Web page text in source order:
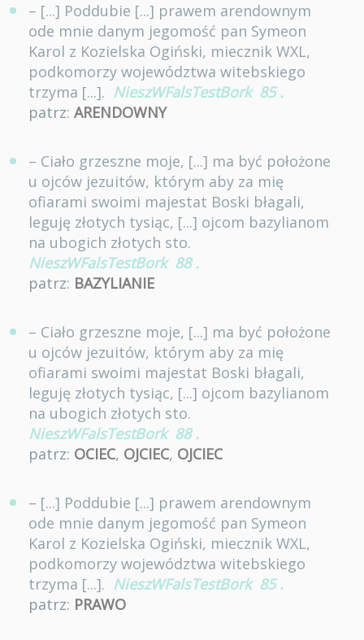
– [...] Poddubie [...] prawem arendownym
ode mnie danym jegomość pan Symeon
Karol z Kozielska Ogiński, miecznik WXL,
podkomorzy województwa witebskiego
trzyma [...]. NieszWFalsTestBork 85 .
patrz: ARENDOWNY
– Ciało grzeszne moje, [...] ma być położone
u ojców jezuitów, którym aby za mię
ofiarami swoimi majestat Boski błagali,
leguję złotych tysiąc, [...] ojcom bazylianom
na ubogich złotych sto.
NieszWFalsTestBork 88 .
patrz: BAZYLIANIE
– Ciało grzeszne moje, [...] ma być położone
u ojców jezuitów, którym aby za mię
ofiarami swoimi majestat Boski błagali,
leguję złotych tysiąc, [...] ojcom bazylianom
na ubogich złotych sto.
NieszWFalsTestBork 88 .
patrz: OCIEC, OJCIEC, OJCIEC
– [...] Poddubie [...] prawem arendownym
ode mnie danym jegomość pan Symeon
Karol z Kozielska Ogiński, miecznik WXL,
podkomorzy województwa witebskiego
trzyma [...]. NieszWFalsTestBork 85 .
patrz: PRAWO